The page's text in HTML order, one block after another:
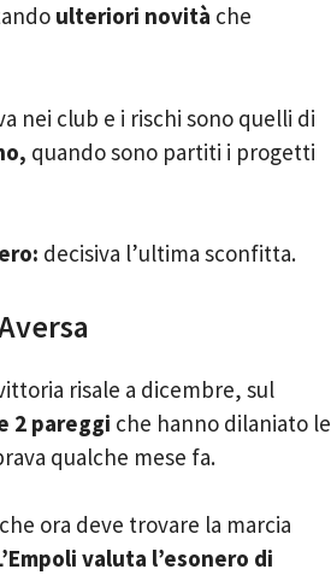
ulteriori novità che
nei club e i rischi sono quelli di
quando sono partiti i progetti
decisiva l’ultima sconfitta.
risale a dicembre, sul
2 pareggi che hanno dilaniato le
qualche mese fa.
ora deve trovare la marcia
valuta l’esonero di